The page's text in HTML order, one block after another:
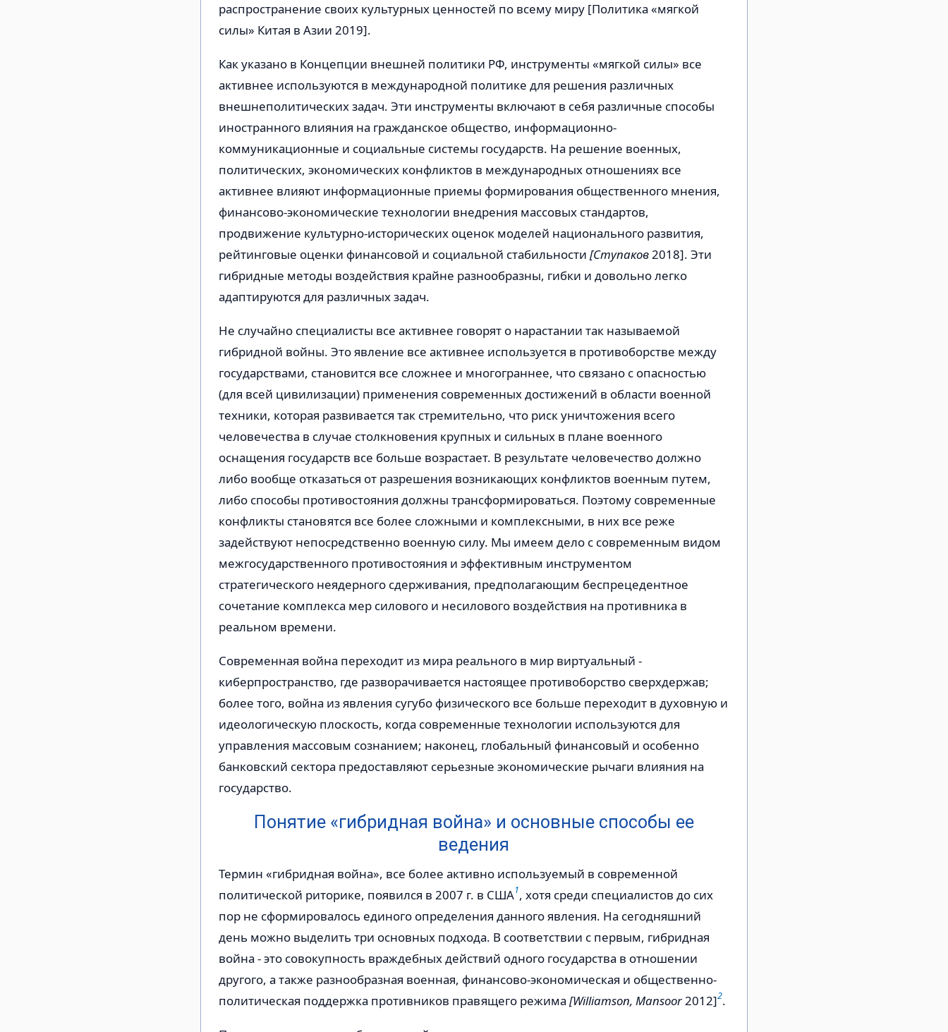
распространение своих культурных ценностей по всему миру [Политика «мягкой
силы» Китая в Азии 2019].
Как указано в Концепции внешней политики РФ, инструменты «мягкой силы» все
активнее используются в международной политике для решения различных
внешнеполитических задач. Эти инструменты включают в себя различные способы
иностранного влияния на гражданское общество, информационно-
коммуникационные и социальные системы государств. На решение военных,
политических, экономических конфликтов в международных отношениях все
активнее влияют информационные приемы формирования общественного мнения,
финансово-экономические технологии внедрения массовых стандартов,
продвижение культурно-исторических оценок моделей национального развития,
рейтинговые оценки финансовой и социальной стабильности [Ступаков2018]. Эти
гибридные методы воздействия крайне разнообразны, гибки и довольно легко
адаптируются для различных задач.
Не случайно специалисты все активнее говорят о нарастании так называемой
гибридной войны. Это явление все активнее используется в противоборстве между
государствами, становится все сложнее и многограннее, что связано с опасностью
(для всей цивилизации) применения современных достижений в области военной
техники, которая развивается так стремительно, что риск уничтожения всего
человечества в случае столкновения крупных и сильных в плане военного
оснащения государств все больше возрастает. В результате человечество должно
либо вообще отказаться от разрешения возникающих конфликтов военным путем,
либо способы противостояния должны трансформироваться. Поэтому современные
конфликты становятся все более сложными и комплексными, в них все реже
задействуют непосредственно военную силу. Мы имеем дело с современным видом
межгосударственного противостояния и эффективным инструментом
стратегического неядерного сдерживания, предполагающим беспрецедентное
сочетание комплекса мер силового и несилового воздействия на противника в
реальном времени.
Современная война переходит из мира реального в мир виртуальный -
киберпространство, где разворачивается настоящее противоборство сверхдержав;
более того, война из явления сугубо физического все больше переходит в духовную и
идеологическую плоскость, когда современные технологии используются для
управления массовым сознанием; наконец, глобальный финансовый и особенно
банковский сектора предоставляют серьезные экономические рычаги влияния на
государство.
Понятие «гибридная война» и основные способы ее
ведения
Термин «гибридная война», все более активно используемый в современной
политической риторике, появился в 2007 г. в США1, хотя среди специалистов до сих
пор не сформировалось единого определения данного явления. На сегодняшний
день можно выделить три основных подхода. В соответствии с первым, гибридная
война - это совокупность враждебных действий одного государства в отношении
другого, а также разнообразная военная, финансово-экономическая и общественно-
политическая поддержка противников правящего режима [Williamson, Mansoor2012]2.